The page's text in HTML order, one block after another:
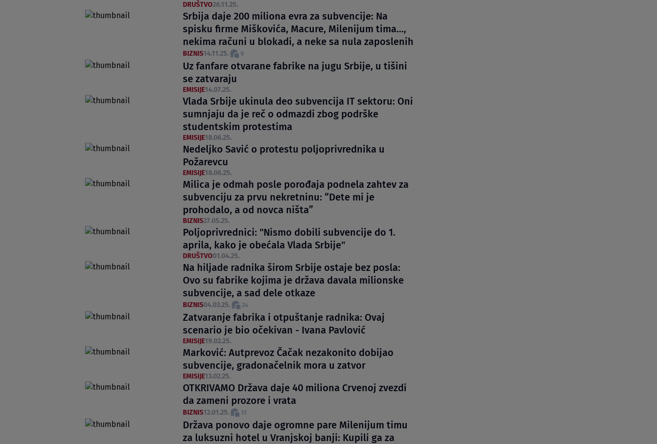
DRUŠTVO26.11.25.
Srbija daje 200 miliona evra za subvencije: Na
spisku firme Miškovića, Macure, Milenijum tima…,
nekima računi u blokadi, a neke sa nula zaposlenih
BIZNIS14.11.25. 9
Uz fanfare otvarane fabrike na jugu Srbije, u tišini
se zatvaraju
EMISIJE14.07.25.
Vlada Srbije ukinula deo subvencija IT sektoru: Oni
sumnjaju da je reč o odmazdi zbog podrške
studentskim protestima
EMISIJE18.06.25.
Nedeljko Savić o protestu poljoprivrednika u
Požarevcu
EMISIJE18.06.25.
Milica je odmah posle porođaja podnela zahtev za
subvenciju za prvu nekretninu: “Dete mi je
prohodalo, a od novca ništa”
BIZNIS27.05.25.
Poljoprivrednici: "Nismo dobili subvencije do 1.
aprila, kako je obećala Vlada Srbije"
DRUŠTVO01.04.25.
Na hiljade radnika širom Srbije ostaje bez posla:
Ovo su fabrike kojima je država davala milionske
subvencije, a sad dele otkaze
BIZNIS04.03.25. 24
Zatvaranje fabrika i otpuštanje radnika: Ovaj
scenario je bio očekivan - Ivana Pavlović
EMISIJE19.02.25.
Marković: Autprevoz Čačak nezakonito dobijao
subvencije, gradonačelnik mora u zatvor
EMISIJE13.02.25.
OTKRIVAMO Država daje 40 miliona Crvenoj zvezdi
da zameni prozore i vrata
BIZNIS12.01.25. 31
Država ponovo daje ogromne pare Milenijum timu
za luksuzni hotel u Vranjskoj banji: Kupili ga za